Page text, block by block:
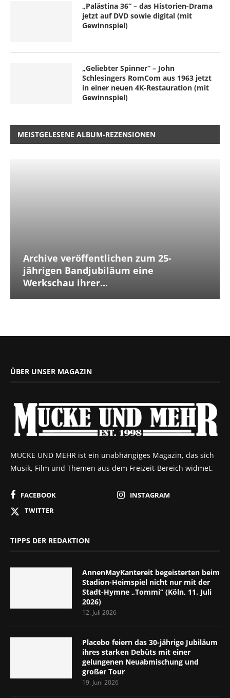
„Palästina 36“ – das Historien-Drama
jetzt auf DVD sowie digital (mit
Gewinnspiel)
„Geliebter Spinner“ – John
Schlesingers RomCom aus 1963 jetzt
in einer neuen 4K-Restauration (mit
Gewinnspiel)
MEISTGELESENE ALBUM-REZENSIONEN
Archive veröffentlichen zum 25-
jährigen Bandjubiläum eine
Werkschau ihrer...
ÜBER UNSER MAGAZIN
MUCKE UND MEHR ist ein unabhängiges Magazin, das sich
Musik, Film und Themen aus dem Freizeit-Bereich widmet.
FACEBOOK
INSTAGRAM
TWITTER
TIPPS DER REDAKTION
AnnenMayKantereit begeisterten beim
Stadion-Heimspiel nicht nur mit der
Stadt-Hymne „Tommi“ (Köln, 11. Juli
2026)
12. Juli 2026
Placebo feiern das 30-jährige Jubiläum
ihres starken Debüts mit einer
gelungenen Neuabmischung und
großer Tour
19. Juni 2026